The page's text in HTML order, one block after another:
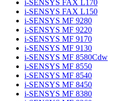
i-SENSYS FAX L170
i-SENSYS FAX L150
i-SENSYS MF 9280
i-SENSYS MF 9220
i-SENSYS MF 9170
i-SENSYS MF 9130
i-SENSYS MF 8580Cdw
i-SENSYS MF 8550
i-SENSYS MF 8540
i-SENSYS MF 8450
i-SENSYS MF 8380